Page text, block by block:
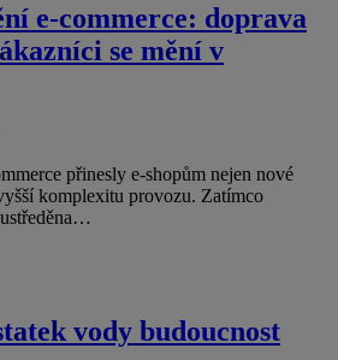
e-commerce: doprava
se mění v
přinesly e-shopům nejen nové
komplexitu provozu. Zatímco
vody budoucnost